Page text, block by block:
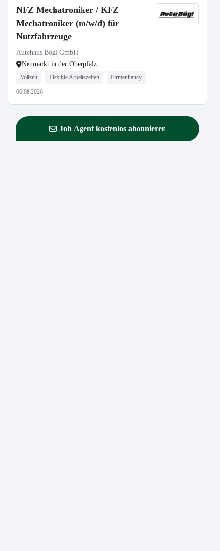
NFZ Mechatroniker / KFZ
Mechatroniker (m/w/d) für
Nutzfahrzeuge
Autohaus Bögl GmbH
Neumarkt in der Oberpfalz
Vollzeit Flexible Arbeitszeiten Firmenhandy
06.08.2026
Job Agent kostenlos abonnieren